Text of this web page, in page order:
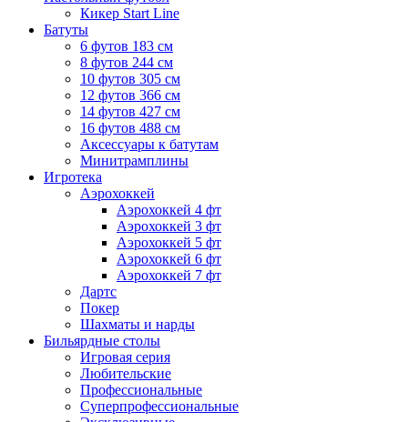
Кикер Start Line
Батуты
6 футов 183 см
8 футов 244 см
10 футов 305 см
12 футов 366 см
14 футов 427 см
16 футов 488 см
Аксессуары к батутам
Минитрамплины
Игротека
Аэрохоккей
Аэрохоккей 4 фт
Аэрохоккей 3 фт
Аэрохоккей 5 фт
Аэрохоккей 6 фт
Аэрохоккей 7 фт
Дартс
Покер
Шахматы и нарды
Бильярдные столы
Игровая серия
Любительские
Профессиональные
Суперпрофессиональные